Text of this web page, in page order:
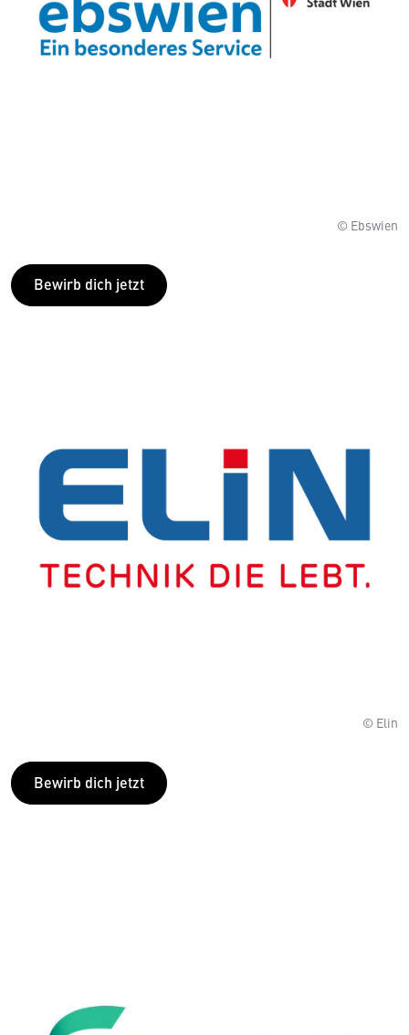
© Ebswien
Bewirb dich jetzt
© Elin
Bewirb dich jetzt